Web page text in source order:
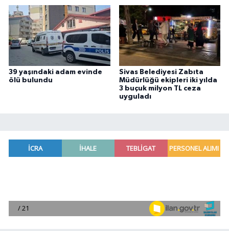
39 yaşındaki adam evinde
ölü bulundu
Sivas Belediyesi Zabıta
Müdürlüğü ekipleri iki yılda
3 buçuk milyon TL ceza
uyguladı